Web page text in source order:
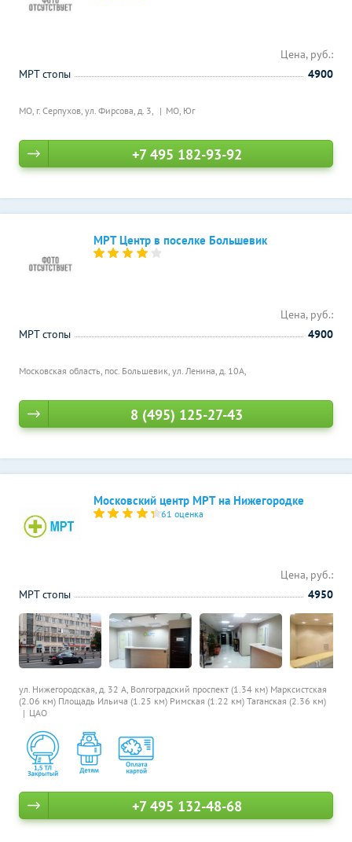
МО, г. Серпухов, ул. Фирсова, д. 3, МО, Юг
Цена, руб.:
МРТ стопы
4900
+7 495 182-93-92
МРТ Центр в поселке Большевик
Московская область, пос. Большевик, ул. Ленина, д. 10А,
Цена, руб.:
МРТ стопы
4900
8 (495) 125-27-43
Московский центр МРТ на Нижегородке
61 оценка
ул. Нижегородская, д. 32 А, Волгоградский проспект (1.34 км) Марксистская
(2.06 км) Площадь Ильича (1.25 км) Римская (1.22 км) Таганская (2.36 км)
ЦАО
Цена, руб.:
МРТ стопы
4950
+7 495 132-48-68